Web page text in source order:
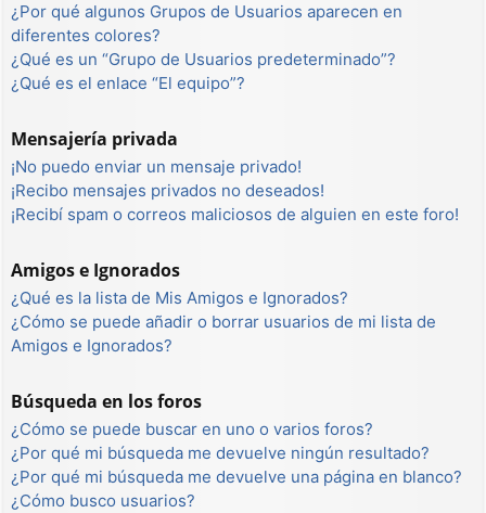
¿Por qué algunos Grupos de Usuarios aparecen en
diferentes colores?
¿Qué es un “Grupo de Usuarios predeterminado”?
¿Qué es el enlace “El equipo”?
Mensajería privada
¡No puedo enviar un mensaje privado!
¡Recibo mensajes privados no deseados!
¡Recibí spam o correos maliciosos de alguien en este foro!
Amigos e Ignorados
¿Qué es la lista de Mis Amigos e Ignorados?
¿Cómo se puede añadir o borrar usuarios de mi lista de
Amigos e Ignorados?
Búsqueda en los foros
¿Cómo se puede buscar en uno o varios foros?
¿Por qué mi búsqueda me devuelve ningún resultado?
¿Por qué mi búsqueda me devuelve una página en blanco?
¿Cómo busco usuarios?